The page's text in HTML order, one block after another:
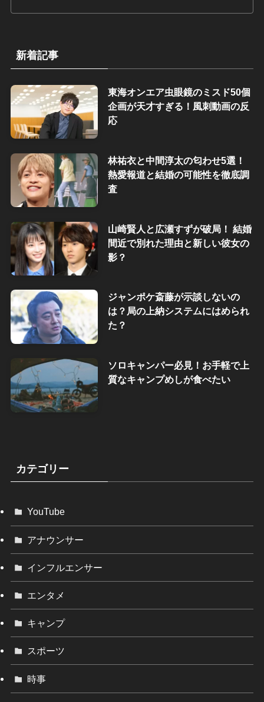
新着記事
東海オンエア虫眼鏡のミスド50個
企画が天才すぎる！風刺動画の反
応
林祐衣と中間淳太の匂わせ5選！
熱愛報道と結婚の可能性を徹底調
査
山崎賢人と広瀬すずが破局！ 結婚
間近で別れた理由と新しい彼女の
影？
ジャンポケ斎藤が示談しないの
は？局の上納システムにはめられ
た？
ソロキャンパー必見！お手軽で上
質なキャンプめしが食べたい
カテゴリー
YouTube
アナウンサー
インフルエンサー
エンタメ
キャンプ
スポーツ
時事